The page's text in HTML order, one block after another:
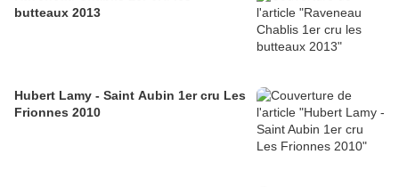
butteaux 2013
Hubert Lamy - Saint Aubin 1er cru Les
Frionnes 2010